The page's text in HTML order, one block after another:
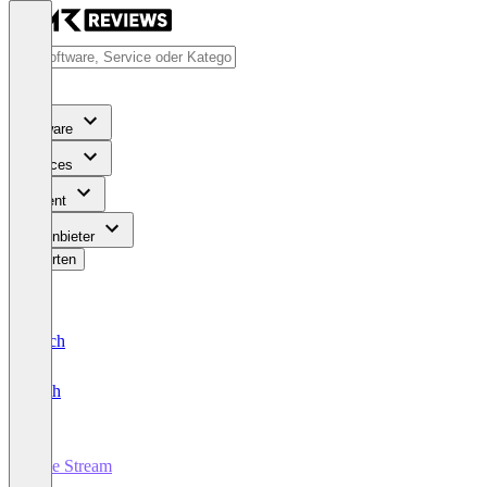
Software
Services
Content
Für Anbieter
Bewerten
Deutsch
English
Live Stream